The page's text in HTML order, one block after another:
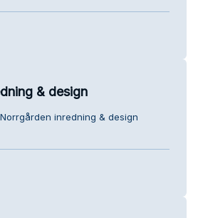
& design
inredning & design